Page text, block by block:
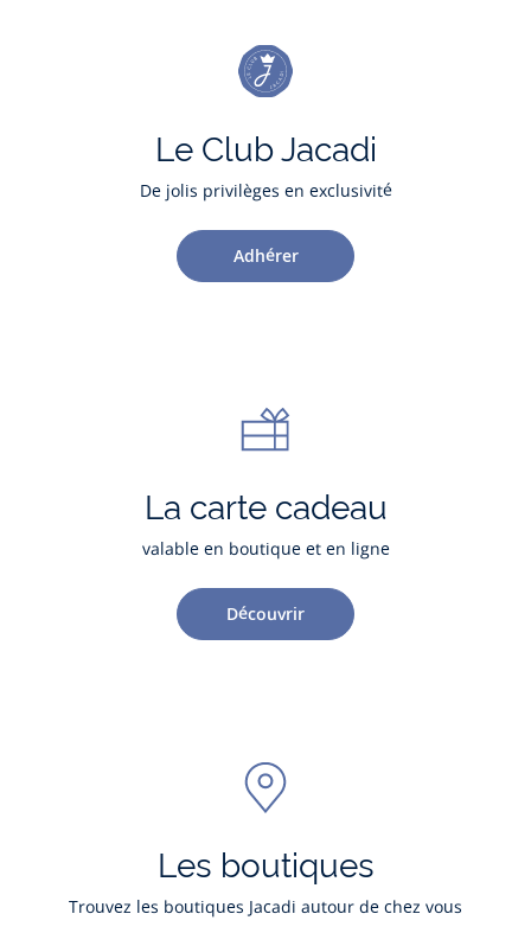
Le Club Jacadi
De jolis privilèges en exclusivité
Adhérer
La carte cadeau
valable en boutique et en ligne
Découvrir
Les boutiques
Trouvez les boutiques Jacadi autour de chez vous